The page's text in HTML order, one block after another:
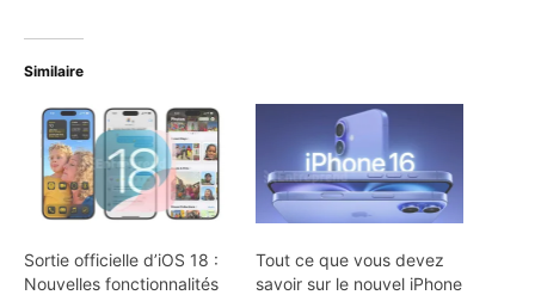
Similaire
Sortie officielle d’iOS 18 :
Nouvelles fonctionnalités
Tout ce que vous devez
savoir sur le nouvel iPhone